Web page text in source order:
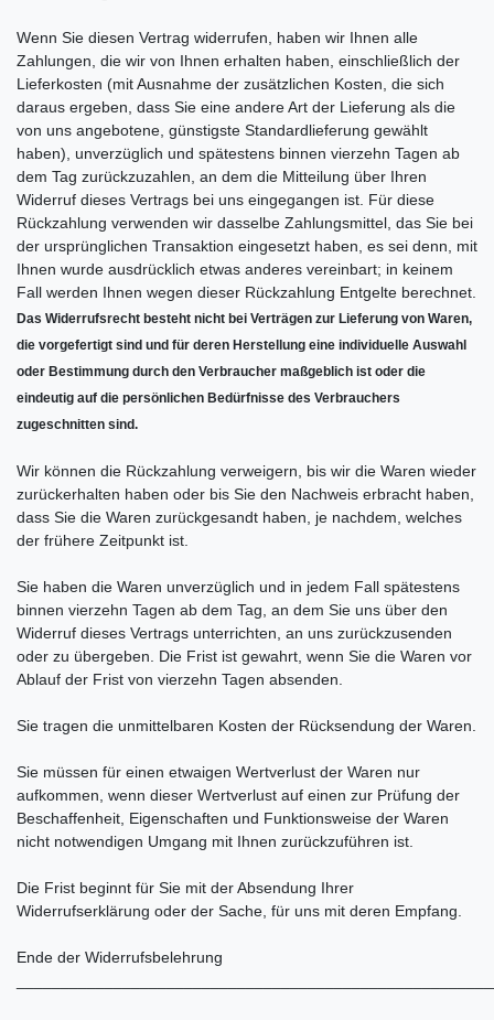
Wenn Sie diesen Vertrag widerrufen, haben wir Ihnen alle
Zahlungen, die wir von Ihnen erhalten haben, einschließlich der
Lieferkosten (mit Ausnahme der zusätzlichen Kosten, die sich
daraus ergeben, dass Sie eine andere Art der Lieferung als die
von uns angebotene, günstigste Standardlieferung gewählt
haben), unverzüglich und spätestens binnen vierzehn Tagen ab
dem Tag zurückzuzahlen, an dem die Mitteilung über Ihren
Widerruf dieses Vertrags bei uns eingegangen ist. Für diese
Rückzahlung verwenden wir dasselbe Zahlungsmittel, das Sie bei
der ursprünglichen Transaktion eingesetzt haben, es sei denn, mit
Ihnen wurde ausdrücklich etwas anderes vereinbart; in keinem
Fall werden Ihnen wegen dieser Rückzahlung Entgelte berechnet.
Das Widerrufsrecht besteht nicht bei Verträgen zur Lieferung von Waren,
die vorgefertigt sind und für deren Herstellung eine individuelle Auswahl
oder Bestimmung durch den Verbraucher maßgeblich ist oder die
eindeutig auf die persönlichen Bedürfnisse des Verbrauchers
zugeschnitten sind.
Wir können die Rückzahlung verweigern, bis wir die Waren wieder
zurückerhalten haben oder bis Sie den Nachweis erbracht haben,
dass Sie die Waren zurückgesandt haben, je nachdem, welches
der frühere Zeitpunkt ist.
Sie haben die Waren unverzüglich und in jedem Fall spätestens
binnen vierzehn Tagen ab dem Tag, an dem Sie uns über den
Widerruf dieses Vertrags unterrichten, an uns zurückzusenden
oder zu übergeben. Die Frist ist gewahrt, wenn Sie die Waren vor
Ablauf der Frist von vierzehn Tagen absenden.
Sie tragen die unmittelbaren Kosten der Rücksendung der Waren.
Sie müssen für einen etwaigen Wertverlust der Waren nur
aufkommen, wenn dieser Wertverlust auf einen zur Prüfung der
Beschaffenheit, Eigenschaften und Funktionsweise der Waren
nicht notwendigen Umgang mit Ihnen zurückzuführen ist.
Die Frist beginnt für Sie mit der Absendung Ihrer
Widerrufserklärung oder der Sache, für uns mit deren Empfang.
Ende der Widerrufsbelehrung